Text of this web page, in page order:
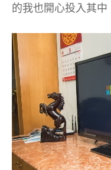
的我也開心投入其中